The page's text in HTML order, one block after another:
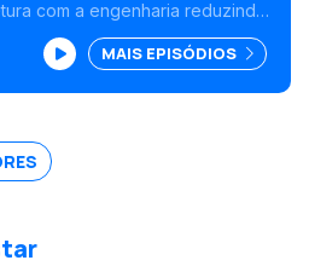
com a engenharia reduzindo
MAIS EPISÓDIOS